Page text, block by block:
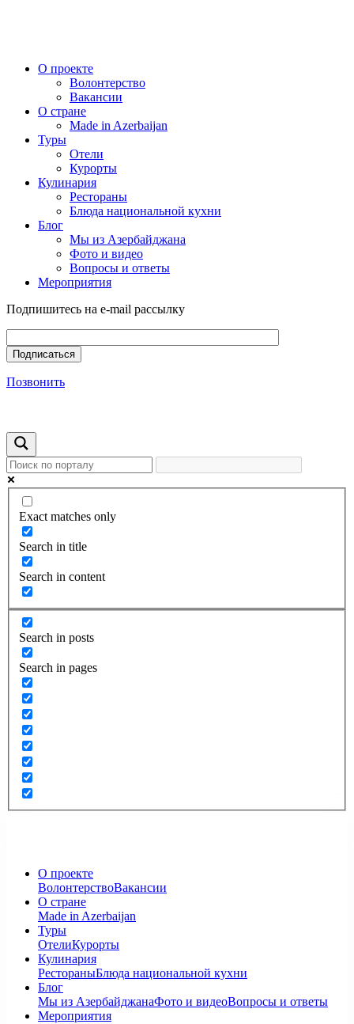
О проекте
Волонтерство
Вакансии
О стране
Made in Azerbaijan
Туры
Отели
Курорты
Кулинария
Рестораны
Блюда национальной кухни
Блог
Мы из Азербайджана
Фото и видео
Вопросы и ответы
Мероприятия
Подпишитесь на e-mail рассылку
Позвонить
Exact matches only
Search in title
Search in content
Search in posts
Search in pages
О проекте
ВолонтерствоВакансии
О стране
Made in Azerbaijan
Туры
ОтелиКурорты
Кулинария
РестораныБлюда национальной кухни
Блог
Мы из АзербайджанаФото и видеоВопросы и ответы
Мероприятия